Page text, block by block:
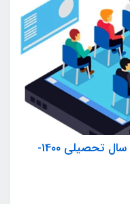
ریاضی دوم- تقارن (قسمت دوم)- سال تحصیلی 1400-